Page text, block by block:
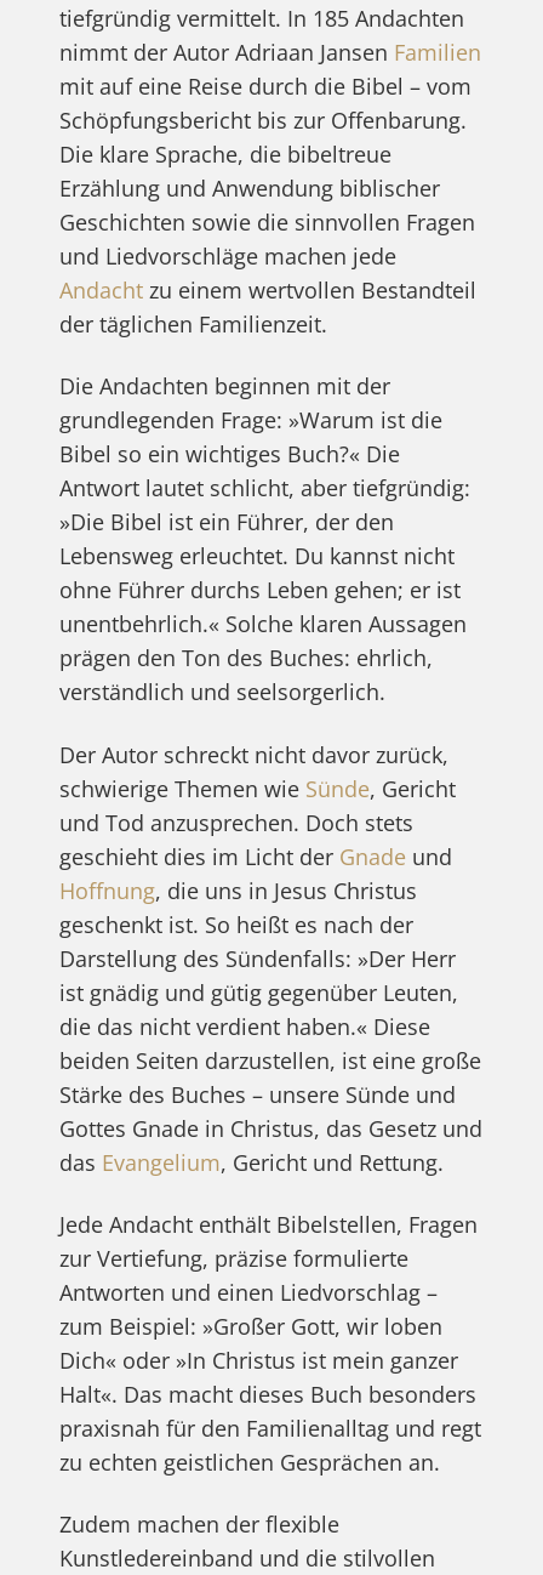
tiefgründig vermittelt. In 185 Andachten
nimmt der Autor Adriaan Jansen Familien
mit auf eine Reise durch die Bibel – vom
Schöpfungsbericht bis zur Offenbarung.
Die klare Sprache, die bibeltreue
Erzählung und Anwendung biblischer
Geschichten sowie die sinnvollen Fragen
und Liedvorschläge machen jede
Andachtzu einem wertvollen Bestandteil
der täglichen Familienzeit.
Die Andachten beginnen mit der
grundlegenden Frage: »Warum ist die
Bibel so ein wichtiges Buch?« Die
Antwort lautet schlicht, aber tiefgründig:
»Die Bibel ist ein Führer, der den
Lebensweg erleuchtet. Du kannst nicht
ohne Führer durchs Leben gehen; er ist
unentbehrlich.« Solche klaren Aussagen
prägen den Ton des Buches: ehrlich,
verständlich und seelsorgerlich.
Der Autor schreckt nicht davor zurück,
schwierige Themen wie Sünde, Gericht
und Tod anzusprechen. Doch stets
geschieht dies im Licht der Gnadeund
Hoffnung, die uns in Jesus Christus
geschenkt ist. So heißt es nach der
Darstellung des Sündenfalls: »Der Herr
ist gnädig und gütig gegenüber Leuten,
die das nicht verdient haben.« Diese
beiden Seiten darzustellen, ist eine große
Stärke des Buches – unsere Sünde und
Gottes Gnade in Christus, das Gesetz und
das Evangelium, Gericht und Rettung.
Jede Andacht enthält Bibelstellen, Fragen
zur Vertiefung, präzise formulierte
Antworten und einen Liedvorschlag –
zum Beispiel: »Großer Gott, wir loben
Dich« oder »In Christus ist mein ganzer
Halt«. Das macht dieses Buch besonders
praxisnah für den Familienalltag und regt
zu echten geistlichen Gesprächen an.
Zudem machen der flexible
Kunstledereinband und die stilvollen